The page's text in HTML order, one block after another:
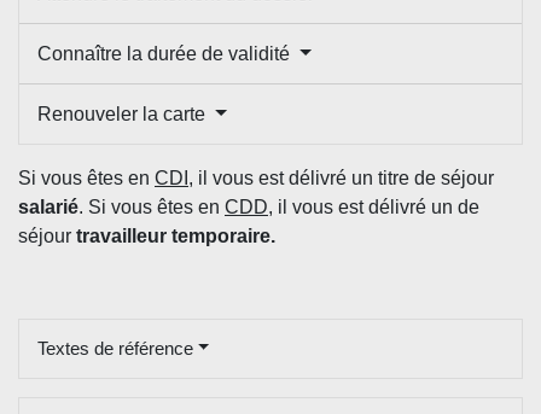
Connaître la durée de validité
Renouveler la carte
Si vous êtes en CDI , il vous est délivré un titre de séjour
salarié. Si vous êtes en CDD, il vous est délivré un de
séjour travailleur temporaire.
Textes de référence